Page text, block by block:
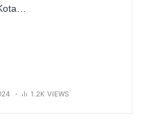
1.2K VIEWS